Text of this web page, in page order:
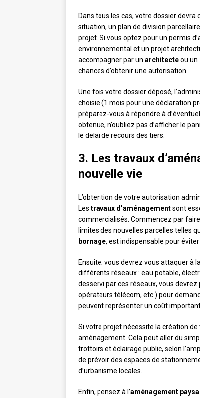
Dans tous les cas, votre dossier
situation, un plan de division
projet. Si vous optez pour un permis
environnemental et un projet
accompagner par un architecteou un
chances d’obtenir une autorisation.
Une fois votre dossier déposé,
choisie (1 mois pour une déclaration
préparez-vous à répondre à
obtenue, n’oubliez pas d’afficher le
le délai de recours des tiers.
3. Les travaux
nouvelle vie
L’obtention de votre autorisation
Les travaux d’aménagementsont
commercialisés. Commencez par
limites des nouvelles parcelles telles
bornage, est indispensable pour
Ensuite, vous devrez vous attaquer à la
différents réseaux : eau potable,
desservi par ces réseaux, vous
opérateurs télécom, etc.) pour
peuvent représenter un coût
Si votre projet nécessite la création
aménagement. Cela peut aller du
trottoirs et éclairage public, selon
de prévoir des espaces de
d’urbanisme locales.
Enfin, pensez à l’aménagement